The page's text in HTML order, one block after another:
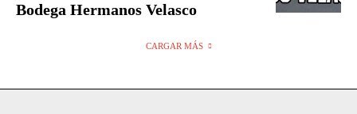
Bodega Hermanos Velasco
CARGAR MÁS